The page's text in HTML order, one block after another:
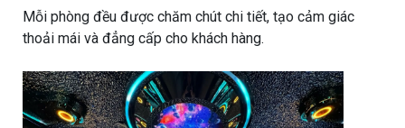
Mỗi phòng đều được chăm chút chi tiết, tạo cảm giác
thoải mái và đẳng cấp cho khách hàng.